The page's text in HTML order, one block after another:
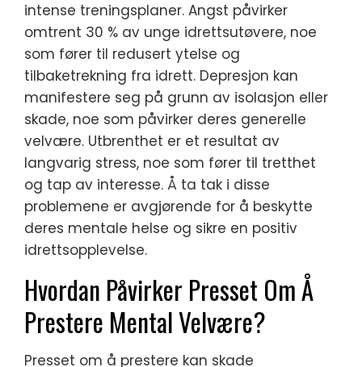
intense treningsplaner. Angst påvirker
omtrent 30 % av unge idrettsutøvere, noe
som fører til redusert ytelse og
tilbaketrekning fra idrett. Depresjon kan
manifestere seg på grunn av isolasjon eller
skade, noe som påvirker deres generelle
velvære. Utbrenthet er et resultat av
langvarig stress, noe som fører til tretthet
og tap av interesse. Å ta tak i disse
problemene er avgjørende for å beskytte
deres mentale helse og sikre en positiv
idrettsopplevelse.
Hvordan Påvirker Presset Om Å
Prestere Mental Velvære?
Presset om å prestere kan skade